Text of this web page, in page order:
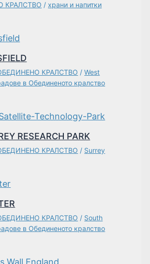
КРАЛСТВО /храни и напитки
КРАЛСТВО /West
в Обединеното кралство
RESEARCH PARK
КРАЛСТВО / Surrey
КРАЛСТВО / South
в Обединеното кралство